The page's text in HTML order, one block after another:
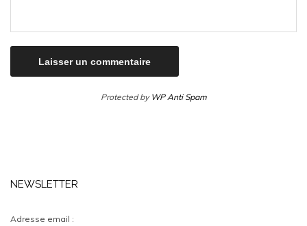
Protected by WP Anti Spam
NEWSLETTER
Adresse email :